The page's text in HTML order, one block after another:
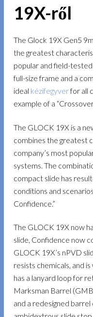
19X-ről
The Glock 19X Gen5
the greatest
popular and field-
full-size frame and a
ideal kézifegyverfor all
example of a
The GLOCK 19X is a
combines the greatest
company’s most
systems. The
compact slide has
conditions and
Confidence.”
The GLOCK 19X now
slide, Confidence now
GLOCK 19X’s nPVD
resists chemicals, and
has a lanyard loop for
Marksman Barrel
and a redesigned